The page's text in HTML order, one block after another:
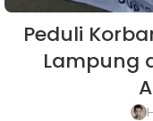
Peduli
Lampung